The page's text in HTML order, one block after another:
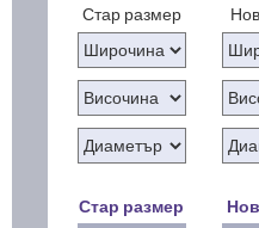
Стар размер
Стар размер